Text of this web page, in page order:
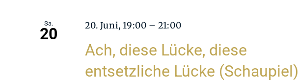
Sa.
20
Ach, diese Lücke, diese
entsetzliche Lücke (Schaupiel)
20. Juni, 19:00 –21:00